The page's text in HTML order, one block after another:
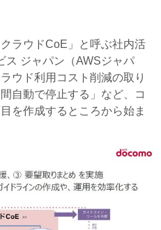
ラウドCoE」と呼ぶ社内活
ス ジャパン（AWSジャパ
ウド利用コスト削減の取り
自動で停止する」など、コ
を作成するところから始ま